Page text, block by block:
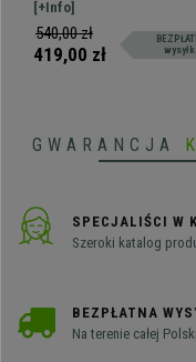
Czarne Nogi, Kolor
konferencyjne MOBY SKÓRA,
typowe klasyczne krzesło
konferencyjne do użytku dla
[+Info]
540,00 zł
419,00 zł
GWARANCJA
SPECJALIŚCI W
Szeroki katalog
BEZPŁATNA
Na terenie całej Polski